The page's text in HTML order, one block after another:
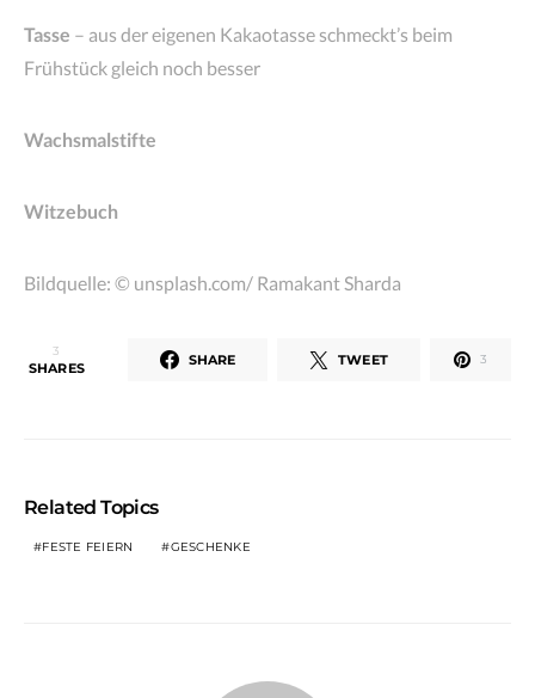
Tasse – aus der eigenen Kakaotasse schmeckt’s beim
Frühstück gleich noch besser
Wachsmalstifte
Witzebuch
Bildquelle: © unsplash.com/ Ramakant Sharda
3
SHARES SHARE TWEET 3
Related Topics
FESTE FEIERN GESCHENKE